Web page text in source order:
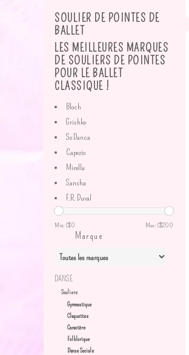
SOULIER DE POINTES DE
BALLET
LES MEILLEURES MARQUES
DE SOULIERS DE POINTES
POUR LE BALLET
CLASSIQUE !
Bloch
Grishko
So Danca
Capezio
Mirella
Sansha
F.R. Duval
Min: C$0 Max: C$200
Marque
DANSE
Souliers
Gymnastique
Claquettes
Caractère
Folklorique
Danse Sociale